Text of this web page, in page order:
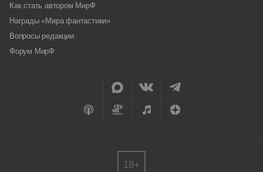
Как стать автором МирФ
Награды «Мира фантастики»
Вопросы редакции
Форум МирФ
18+